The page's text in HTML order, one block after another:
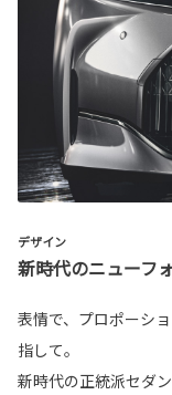
デザイン
新時代のニューフ
表情で、プロポーシ
指して。
新時代の正統派セダ